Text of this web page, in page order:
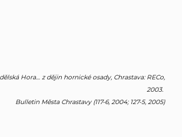
Hora… z dějin hornické osady, Chrastava: RECo,
2003.
Bulletin Města Chrastavy (117-6, 2004; 127-5, 2005)